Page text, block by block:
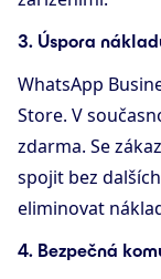
3. Úspora
WhatsApp
Store. V
zdarma. Se
spojit bez
eliminovat
4. Bezpečná